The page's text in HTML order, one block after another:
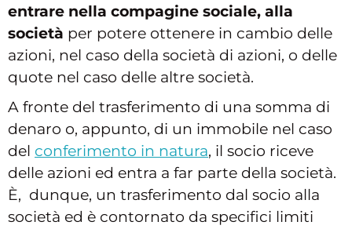
entrare nella compagine sociale, alla
società per potere ottenere in cambio delle
azioni, nel caso della società di azioni, o delle
quote nel caso delle altre società.
A fronte del trasferimento di una somma di
denaro o, appunto, di un immobile nel caso
del conferimento in natura, il socio riceve
delle azioni ed entra a far parte della società.
È, dunque, un trasferimento dal socio alla
società ed è contornato da specifici limiti